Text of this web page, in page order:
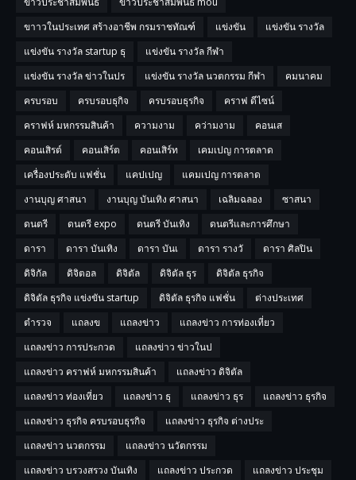
ขาาวในประเทศ สร้างอาชีพ กรมราชทัณฑ์
แข่งขัน
แข่งขัน รางวัล
แข่งขัน รางวัล startup ธุ
แข่งขัน รางวัล กีฬา
แข่งขัน รางวัล ข่าวในปร
แข่งขัน รางวัล นวตกรรม กีฬา
คมนาคม
ครบรอบ
ครบรอบธุกิจ ครบรอบธุรกิจ
คราฟ ดีไซน์
คราฟห์ มหกรรมสินค้า
ความงาม คว่ามงาม
คอนเส
คอนเสิรต์
คอนเสิร์ต คอนเสิร์ท
เคมเปญ การตลาด
เครื่องประดับ แฟชั่น
แคปเปญ
แคมเปญ การตลาด
งานบุญ ศาสนา
งานบุญ บันเทิง ศาสนา เฉลิมฉลอง
ซาสนา
ดนตรี
ดนตรี expo ดนตรี บันเทิง
ดนตรีและการศึกษา
ดารา
ดารา บันเทิง ดารา บันเ ดารา รางวั
ดารา ศิลปิน
ดิจิกัล
ดิจิตอล ดิจิตัล ดิจิตัล ธุร
ดิจิตัล ธุรกิจ
ดิจิตัล ธุรกิจ แข่งขัน startup
ดิจิตัล ธุรกิจ แฟชั่น
ต่างประเทศ
ตำรวจ
แถลงข แถลงข่าว
แถลงข่าว การท่องเที่ยว
แถลงข่าว การประกวด
แถลงข่าว ข่าวในป
แถลงข่าว คราฟห์ มหกรรมสินค้า
แถลงข่าว ดิจิตัล
แถลงข่าว ท่องเที่ยว
แถลงข่าว ธุ แถลงข่าว ธุร
แถลงข่าว ธุรกิจ
แถลงข่าว ธุรกิจ ครบรอบธุรกิจ
แถลงข่าว ธุรกิจ ต่างประ
แถลงข่าว นวตกรรม
แถลงข่าว นวัตกรรม
แถลงข่าว บรวงสรวง บันเทิง
แถลงข่าว ประกวด
แถลงข่าว ประชุม